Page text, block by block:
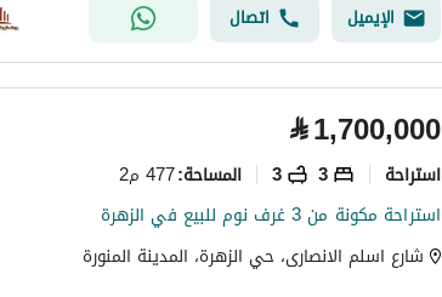
الإيميل اتصال
⃁1,700,000
استراحة 3
3 المساحة:477 م2
استراحة مكونة من 3 غرف نوم للبيع في الزهرة
شارع اسلم الانصارى، حي الزهرة، المدينة المنورة